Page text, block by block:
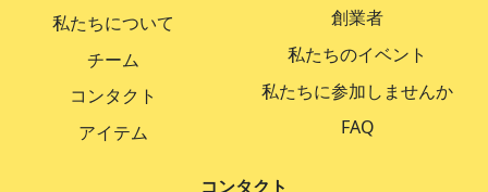
私たちについて
チーム
コンタクト
アイテム
創業者
私たちのイベント
私たちに参加しませんか
FAQ
コンタクト